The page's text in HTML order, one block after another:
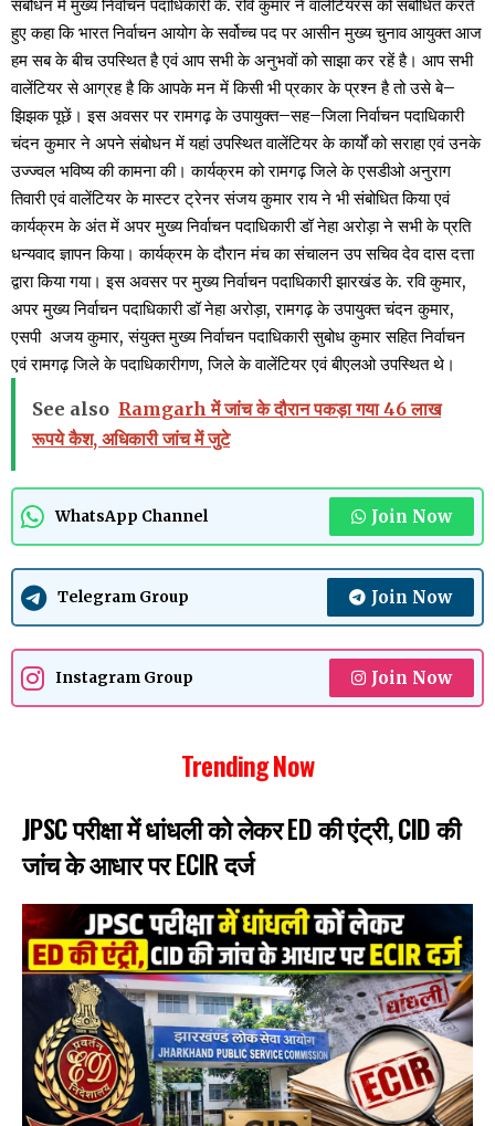
संबोधन में मुख्य निर्वाचन पदाधिकारी के. रवि कुमार ने वालेंटियरस को संबोधित करते
हुए कहा कि भारत निर्वाचन आयोग के सर्वोच्च पद पर आसीन मुख्य चुनाव आयुक्त आज
हम सब के बीच उपस्थित है एवं आप सभी के अनुभवों को साझा कर रहें है। आप सभी
वालेंटियर से आग्रह है कि आपके मन में किसी भी प्रकार के प्रश्न है तो उसे बे–
झिझक पूछें। इस अवसर पर रामगढ़ के उपायुक्त–सह–जिला निर्वाचन पदाधिकारी
चंदन कुमार ने अपने संबोधन में यहां उपस्थित वालेंटियर के कार्यों को सराहा एवं उनके
उज्ज्वल भविष्य की कामना की। कार्यक्रम को रामगढ़ जिले के एसडीओ अनुराग
तिवारी एवं वालेंटियर के मास्टर ट्रेनर संजय कुमार राय ने भी संबोधित किया एवं
कार्यक्रम के अंत में अपर मुख्य निर्वाचन पदाधिकारी डॉ नेहा अरोड़ा ने सभी के प्रति
धन्यवाद ज्ञापन किया। कार्यक्रम के दौरान मंच का संचालन उप सचिव देव दास दत्ता
द्वारा किया गया। इस अवसर पर मुख्य निर्वाचन पदाधिकारी झारखंड के. रवि कुमार,
अपर मुख्य निर्वाचन पदाधिकारी डॉ नेहा अरोड़ा, रामगढ़ के उपायुक्त चंदन कुमार,
एसपी अजय कुमार, संयुक्त मुख्य निर्वाचन पदाधिकारी सुबोध कुमार सहित निर्वाचन
एवं रामगढ़ जिले के पदाधिकारीगण, जिले के वालेंटियर एवं बीएलओ उपस्थित थे।
See also Ramgarh में जांच के दौरान पकड़ा गया 46 लाख
रूपये कैश, अधिकारी जांच में जुटे
WhatsApp Channel Join Now
Telegram Group Join Now
Instagram Group Join Now
Trending Now
JPSC परीक्षा में धांधली को लेकर ED की एंट्री, CID की
जांच के आधार पर ECIR दर्ज